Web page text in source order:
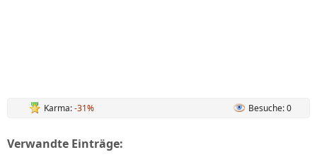
Karma:-31% Besuche: 0
Verwandte Einträge: